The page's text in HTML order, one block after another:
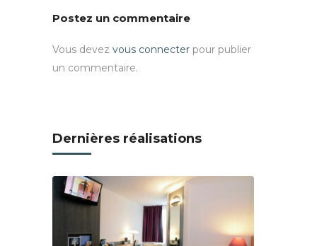
Postez un commentaire
Vous devez vous connecter pour publier
un commentaire.
Dernières réalisations